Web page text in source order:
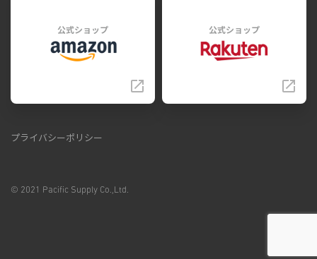
公式ショップ 公式ショップ
プライバシーポリシー
© 2021 Pacific Supply Co.,Ltd.